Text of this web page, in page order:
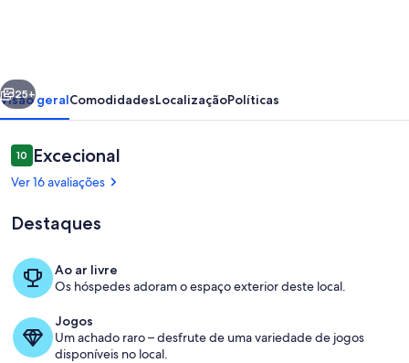
Terrenos do alojamento
Seguinte
25+
Visão geralComodidadesLocalizaçãoPolíticas
Avaliações
1010 em 10
Excecional
Ver 16 avaliações
Destaques
Ao ar livre
Os hóspedes adoram o espaço exterior deste local.
Jogos
Um achado raro – desfrute de uma variedade de jogos
disponíveis no local.